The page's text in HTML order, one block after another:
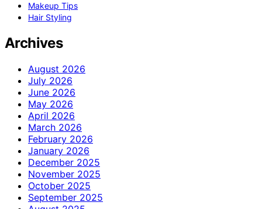
Makeup Tips
Hair Styling
Archives
August 2026
July 2026
June 2026
May 2026
April 2026
March 2026
February 2026
January 2026
December 2025
November 2025
October 2025
September 2025